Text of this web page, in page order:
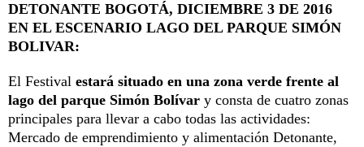
DETONANTE BOGOTÁ, DICIEMBRE 3 DE 2016
EN EL ESCENARIO LAGO DEL PARQUE SIMÓN
BOLIVAR:
El Festival estará situado en una zona verde frente al
lago del parque Simón Bolívar y consta de cuatro zonas
principales para llevar a cabo todas las actividades:
Mercado de emprendimiento y alimentación Detonante,